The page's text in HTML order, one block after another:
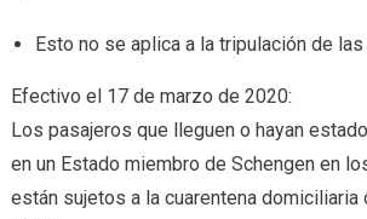
Esto no se aplica a la tripulación de
Efectivo el 17 de marzo de 2020:
Los pasajeros que lleguen o hayan
en un Estado miembro de Schengen en
están sujetos a la cuarentena domiciliaria